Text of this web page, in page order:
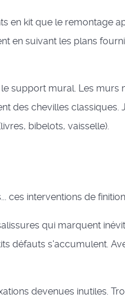
en kit que le remontage
en suivant les plans
support mural. Les
des chevilles
bibelots, vaisselle).
ces interventions de
qui marquent
défauts s'accumulent.
devenues inutiles.